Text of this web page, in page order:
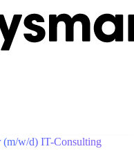
(m/w/d) IT-Consulting